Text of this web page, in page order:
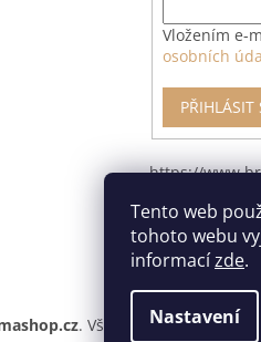
Tento web
tohoto webu
informacízde.
Nastavení
Vložením e-
osobních
PŘIHLÁSIT
https://
smlouvy/
. Všechna práva